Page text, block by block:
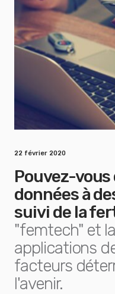
22 février 2020
Pouvez-
données à
suivi de la
"femtech" et
applications
facteurs
l'avenir.